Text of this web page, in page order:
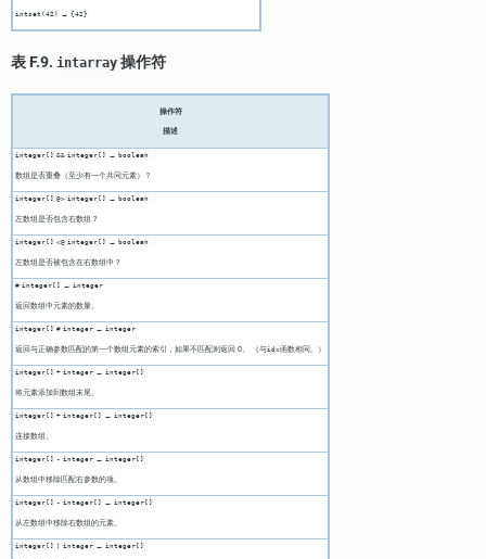
intset(42) → {42}
表 F.9. intarray 操作符
操作符
描述
integer[] && integer[] → boolean
数组是否重叠（至少有一个共同元素）？
integer[] @> integer[] → boolean
左数组是否包含右数组？
integer[] <@ integer[] → boolean
左数组是否被包含在右数组中？
# integer[] → integer
返回数组中元素的数量。
integer[] # integer→ integer
返回与正确参数匹配的第一个数组元素的索引，如果不匹配则返回 0。 （与idx函数相同。）
integer[] + integer→ integer[]
将元素添加到数组末尾。
integer[] + integer[] → integer[]
连接数组。
integer[] - integer→ integer[]
从数组中移除匹配右参数的项。
integer[] - integer[] → integer[]
从左数组中移除右数组的元素。
integer[] integer→ integer[]